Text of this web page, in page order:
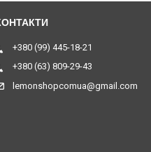
+380 (99) 445-18-21
+380 (63) 809-29-43
lemonshopcomua@gmail.com